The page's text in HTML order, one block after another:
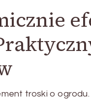
troski o